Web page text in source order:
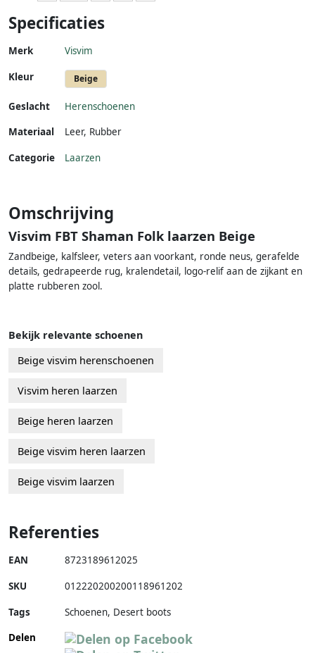
Specificaties
Merk Visvim
Kleur Beige
Geslacht
Herenschoenen
Materiaal
Leer, Rubber
Categorie Laarzen
Omschrijving
Visvim FBT Shaman Folk laarzen Beige
Zandbeige, kalfsleer, veters aan voorkant, ronde neus, gerafelde
details, gedrapeerde rug, kralendetail, logo-relif aan de zijkant en
platte rubberen zool.
Bekijk relevante schoenen
Beige visvim herenschoenen
Visvim heren laarzen
Beige heren laarzen
Beige visvim heren laarzen
Beige visvim laarzen
Referenties
EAN 8723189612025
SKU 012220200200118961202
Tags
Schoenen, Desert boots
Delen